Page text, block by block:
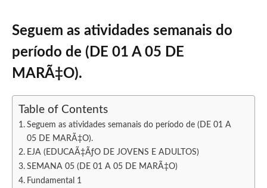
Seguem as atividades semanais do
período de (DE 01 A 05 DE
MARÃ‡O).
Table of Contents
Seguem as atividades semanais do período de (DE 01 A
05 DE MARÃ‡O).
EJA (EDUCAÃ‡ÃƒO DE JOVENS E ADULTOS)
SEMANA 05 (DE 01 A 05 DE MARÃ‡O)
Fundamental 1